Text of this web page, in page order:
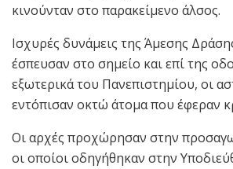
κινούνταν στο παρακείμενο άλσος.
Ισχυρές δυνάμεις της Άμεσης
έσπευσαν στο σημείο και επί της
εξωτερικά του Πανεπιστημίου, οι
εντόπισαν οκτώ άτομα που έφεραν
Οι αρχές προχώρησαν στην
οι οποίοι οδηγήθηκαν στην